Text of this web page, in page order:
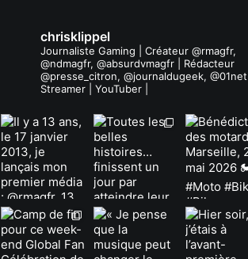
chrisklippel
Journaliste Gaming | Créateur @rmagfr,
@ndmagfr, @absurdvmagfr | Rédacteur
@presse_citron, @journaldugeek, @01net |
Streamer | YouTuber |